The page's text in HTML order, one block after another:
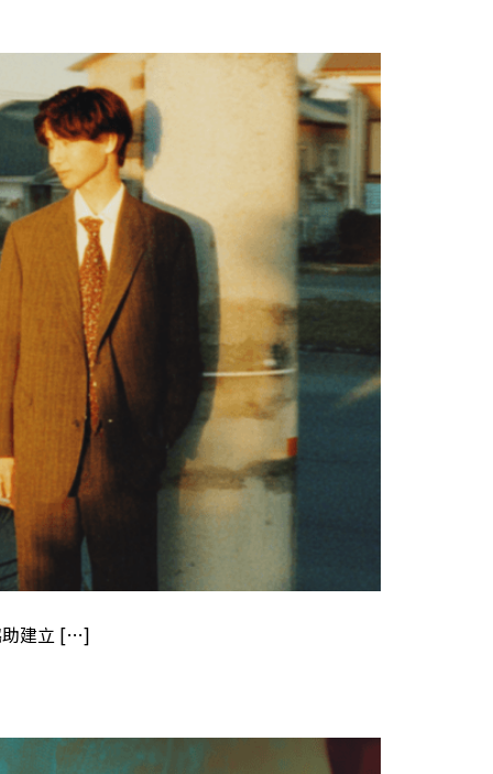
助建立 […]